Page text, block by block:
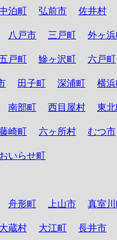
泊町 弘前市 佐井村
八戸市 三戸町 外ヶ
五戸町 鰺ヶ沢町 六戸町
田子町 深浦町 横
南部町 西目屋村 東
崎町 六ヶ所村 むつ市
おいらせ町
舟形町 上山市 真室
大蔵村 大江町 長井市